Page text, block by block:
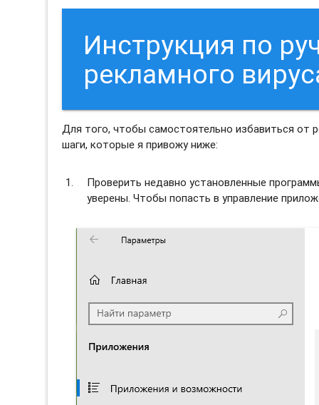
Инструкция по
рекламного
Для того, чтобы самостоятельно избавиться от
шаги, которые я привожу ниже:
Проверить недавно установленные
уверены. Чтобы попасть в управление